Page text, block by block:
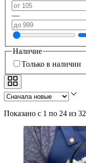
—
Наличие
Только в наличии
Показано с 1 по 24 из 32